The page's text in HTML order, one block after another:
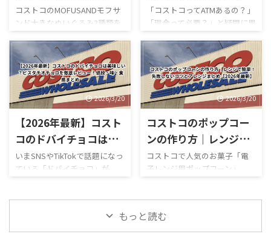
ている方はぜひ参考にしてく
ださい。 写真付きのレビュー
が見たい方はこちらをご覧く
ださい。
https://hubmedia.co.jp/costc
o/costco-i ...
がゴールデンウィークにコス
トコを訪れるのは毎年の楽し
みの一つですが、この時期の
営業時間変更や混雑状況には
いつも気を遣います。特に
2026年のゴールデンウィーク
は最 ...
サメにゃんやエビフラ
イ・うさみみも！
コストコのMOFUSANDモフサ
ンド大きなぬいぐるみ3種類を
徹底解説｜値段・種類・口コ
ミ感想まとめ コストコ新商
品・おもちゃレビュー コスト
コのMOFUSANDモフサンド大
きなぬいぐるみ3種類を徹底解
説！値段・種類・おすすめポ
イントまとめ コストコのおも
ちゃコーナーで見かけるとつい
足を止めてしまう、
大きなぬいぐるみ。この記事
では、コストコで販売されて
種類、価格、魅力、どんな人
におすすめなのかを、表やリ
要？支払い方法まで完
全解説【2026年最新】
「コストコってATMあるの？」
「現金って必要？」と疑問に思
ったことはありませんか？ 結
論から言うと、コストコは基本
的にキャッシュレス中心の店
舗で、ATMの設置状況や使い方
も一般のスーパーとは少し違
います。 この記事では、コス
トコのATM事情について、設置
の有無・使える銀行・手数
料・現金が必要な場面までわ
結論・コストコ店舗内にATMが
ある場合もあるが「必ずある
ッシュレス（クレジットカー
ド中心）・現金が必要になる
2026/3/20
【2026年最新】コスト
コのドバイチョコは美
味しい？ピスタチオチ
ョコを徹底レビュー！
いまSNSやTikTokで話題になっ
ている「ドバイチョコ」が、
ついにコストコでも販売され
大容量なのに価格が安く、気
2026/3/20
コストコのポップコー
ンの作り方｜レンジで
簡単！失敗しないコツ
とアレンジまとめ
コストコで人気のお菓子「電
子レンジ用ポップコーン」。
「どうやって作るの？」「爆発
すが、実はめちゃくちゃ簡単
もっと読む